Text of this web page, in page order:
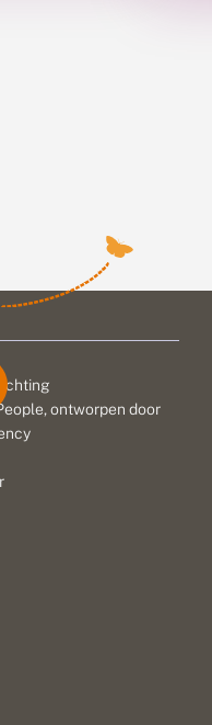
, ontworpen door